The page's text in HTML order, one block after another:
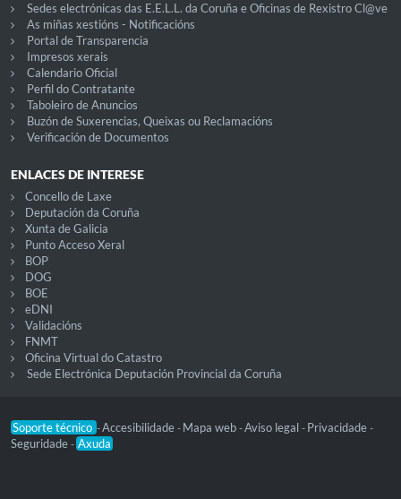
Sedes electrónicas das E.E.L.L. da Coruña e Oficinas de Rexistro Cl@ve
As miñas xestións - Notificacións
Portal de Transparencia
Impresos xerais
Calendario Oficial
Perfil do Contratante
Taboleiro de Anuncios
Buzón de Suxerencias, Queixas ou Reclamacións
Verificación de Documentos
ENLACES DE INTERESE
Concello de Laxe
Deputación da Coruña
Xunta de Galicia
Punto Acceso Xeral
BOP
DOG
BOE
eDNI
Validacións
FNMT
Oficina Virtual do Catastro
Sede Electrónica Deputación Provincial da Coruña
Soporte técnico -Accesibilidade - Mapa web -Aviso legal - Privacidade -
Seguridade - Axuda